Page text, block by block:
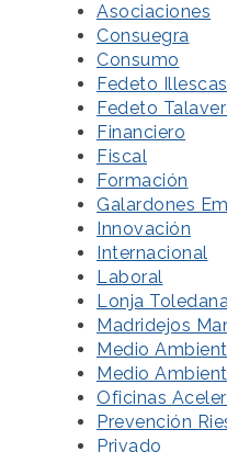
Asociaciones
Consuegra
Consumo
Fedeto Illescas
Fedeto
Financiero
Fiscal
Formación
Galardones
Innovación
Internacional
Laboral
Lonja
Madridejos
Medio
Medio
Oficinas
Prevención
Privado